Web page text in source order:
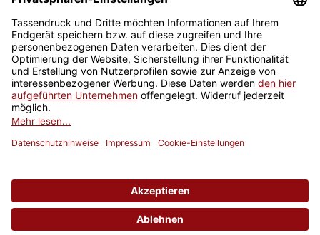
Newsletter